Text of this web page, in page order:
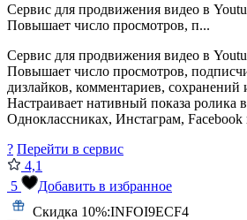
Сервис для продвижения видео в
Повышает число просмотров, п...
Сервис для продвижения видео в
Повышает число просмотров,
дизлайков, комментариев, сохранений
Настраивает нативный показа ролика
Одноклассниках, Инстаграм, Facebook
? Перейти в сервис
4,1
5
Добавить в избранное
Скидка 10%:INFOI9ECF4